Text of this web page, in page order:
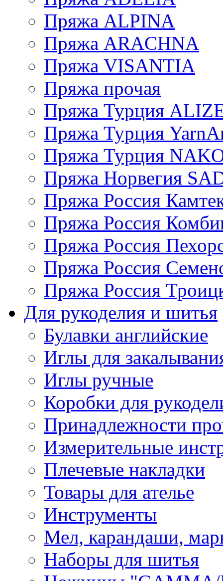
Пряжа ALPINA
Пряжа ARACHNA
Пряжа VISANTIA
Пряжа прочая
Пряжа Турция
Пряжа Турция
Пряжа Турция
Пряжа Норвегия
Пряжа Россия
Пряжа Россия
Пряжа Россия
Пряжа Россия
Пряжа Россия
Для рукоделия и шитья
Булавки английские
Иглы для
Иглы ручные
Коробки для
Принадлежности
Измерительные
Плечевые накладки
Товары для ателье
Инструменты
Мел, карандаши,
Наборы для шитья